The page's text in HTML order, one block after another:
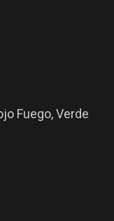
Fuego, Verde